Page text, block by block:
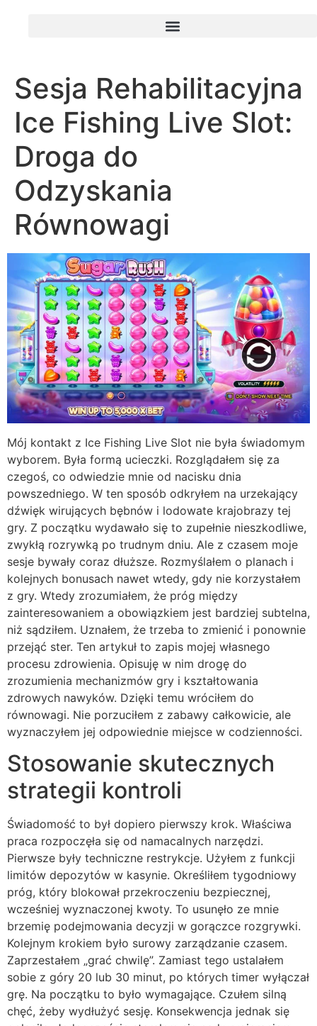
Sesja Rehabilitacyjna
Ice Fishing Live Slot:
Droga do
Odzyskania
Równowagi
Mój kontakt z Ice Fishing Live Slot nie była świadomym
wyborem. Była formą ucieczki. Rozglądałem się za
czegoś, co odwiedzie mnie od nacisku dnia
powszedniego. W ten sposób odkryłem na urzekający
dźwięk wirujących bębnów i lodowate krajobrazy tej
gry. Z początku wydawało się to zupełnie nieszkodliwe,
zwykłą rozrywką po trudnym dniu. Ale z czasem moje
sesje bywały coraz dłuższe. Rozmyślałem o planach i
kolejnych bonusach nawet wtedy, gdy nie korzystałem
z gry. Wtedy zrozumiałem, że próg między
zainteresowaniem a obowiązkiem jest bardziej subtelna,
niż sądziłem. Uznałem, że trzeba to zmienić i ponownie
przejąć ster. Ten artykuł to zapis mojej własnego
procesu zdrowienia. Opisuję w nim drogę do
zrozumienia mechanizmów gry i kształtowania
zdrowych nawyków. Dzięki temu wróciłem do
równowagi. Nie porzuciłem z zabawy całkowicie, ale
wyznaczyłem jej odpowiednie miejsce w codzienności.
Stosowanie skutecznych
strategii kontroli
Świadomość to był dopiero pierwszy krok. Właściwa
praca rozpoczęła się od namacalnych narzędzi.
Pierwsze były techniczne restrykcje. Użyłem z funkcji
limitów depozytów w kasynie. Określiłem tygodniowy
próg, który blokował przekroczeniu bezpiecznej,
wcześniej wyznaczonej kwoty. To usunęło ze mnie
brzemię podejmowania decyzji w gorączce rozgrywki.
Kolejnym krokiem było surowy zarządzanie czasem.
Zaprzestałem „grać chwilę”. Zamiast tego ustalałem
sobie z góry 20 lub 30 minut, po których timer wyłączał
grę. Na początku to było wymagające. Czułem silną
chęć, żeby wydłużyć sesję. Konsekwencja jednak się